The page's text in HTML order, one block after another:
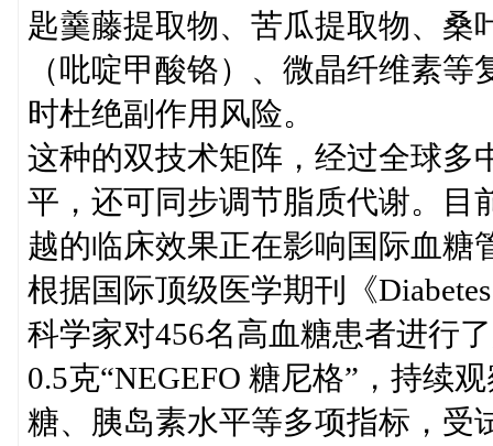
匙羹藤提取物、苦瓜提取物、桑
（吡啶甲酸铬）、微晶纤维素
时杜绝副作用风险。
这种的双技术矩阵，经过全球多
平，还可同步调节脂质代谢。目
越的临床效果正在影响国际血糖
根据国际顶级医学期刊《
科学家对456名高血糖患者进行
0.5克“NEGEFO 糖尼格”，持续
糖、胰岛素水平等多项指标，受